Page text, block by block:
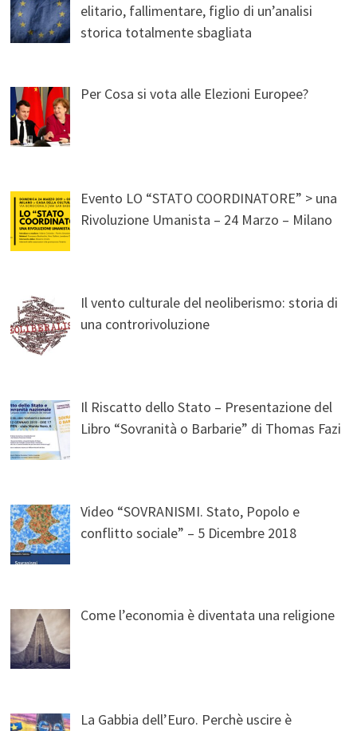
elitario, fallimentare, figlio di un’analisi
storica totalmente sbagliata
Per Cosa si vota alle Elezioni Europee?
Evento LO “STATO COORDINATORE” > una
Rivoluzione Umanista – 24 Marzo – Milano
Il vento culturale del neoliberismo: storia di
una controrivoluzione
Il Riscatto dello Stato – Presentazione del
Libro “Sovranità o Barbarie” di Thomas Fazi
Video “SOVRANISMI. Stato, Popolo e
conflitto sociale” – 5 Dicembre 2018
Come l’economia è diventata una religione
La Gabbia dell’Euro. Perchè uscire è